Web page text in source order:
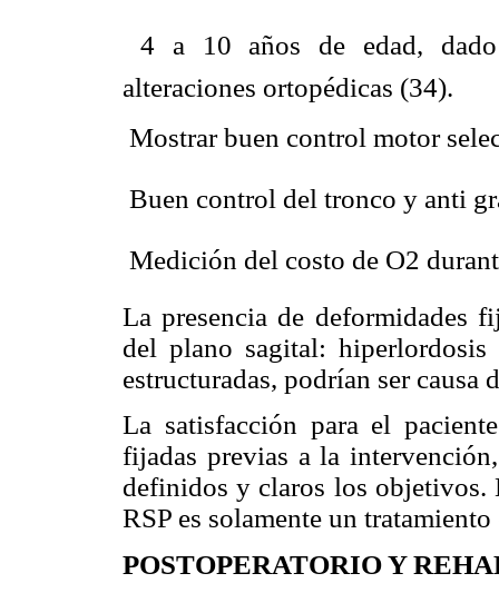
 4 a 10 años de edad,
alteraciones ortopédicas (34).
 Mostrar buen control motor
 Buen control del tronco y anti
 Medición del costo de O2
La presencia de deformidades
del plano sagital:
estructuradas, podrían ser causa
La satisfacción para el
fijadas previas a la
definidos y claros los objetivos.
RSP es solamente un
POSTOPERATORIO Y